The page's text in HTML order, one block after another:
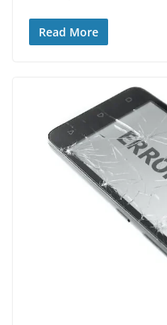
Read More